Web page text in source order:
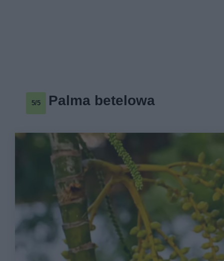
5/5 Palma betelowa